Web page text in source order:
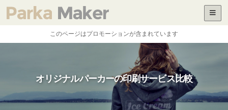
ホーム
印刷サービス比較
パーカーの基礎知識
目的別の作り方
このページはプロモーションが含まれています
オリジナルパーカーの印刷サービス比較